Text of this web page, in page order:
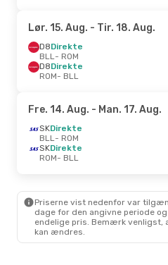
Lør. 15. Aug. - Tir. 18. Aug.
D8Direkte
BLL- ROM
D8Direkte
ROM- BLL
Fre. 14. Aug. - Man. 17. Aug.
SKDirekte
BLL- ROM
SKDirekte
ROM- BLL
Priserne vist nedenfor var
dage for den angivne periode
endelige pris. Bemærk
kan ændres.